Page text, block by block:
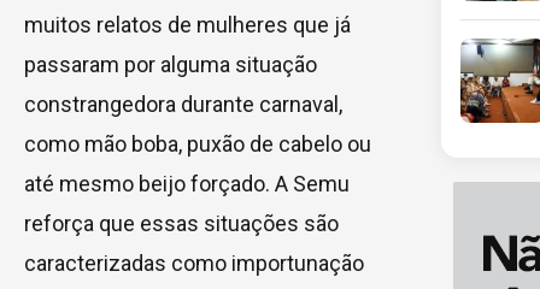
muitos relatos de mulheres que já
passaram por alguma situação
constrangedora durante carnaval,
como mão boba, puxão de cabelo ou
até mesmo beijo forçado. A Semu
reforça que essas situações são
caracterizadas como importunação